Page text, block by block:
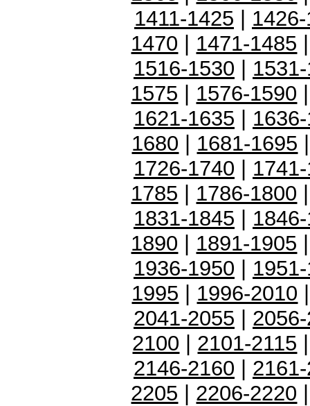
1411-1425 |
1470 | 1471-1485
1516-1530 |
1575 | 1576-1590
1621-1635 |
1680 | 1681-1695
1726-1740 |
1785 | 1786-1800
1831-1845 |
1890 | 1891-1905
1936-1950 |
1995 | 1996-2010
2041-2055 |
2100 | 2101-2115
2146-2160 |
2205 | 2206-2220